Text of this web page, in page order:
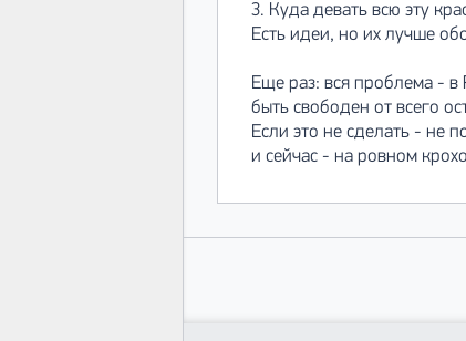
3. Куда девать всю эту
Есть идеи, но их лучше
Еще раз: вся проблема -
быть свободен от всего
Если это не сделать - не
и сейчас - на ровном